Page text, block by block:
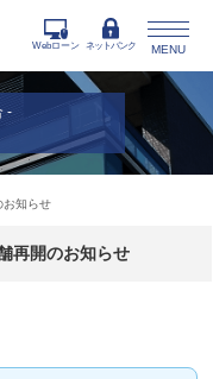
MENU
Webローン ネットバンク
-
お知らせ
再開のお知らせ